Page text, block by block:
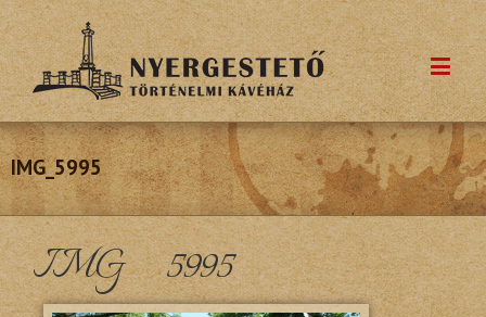
IMG_5995
IMG_5995